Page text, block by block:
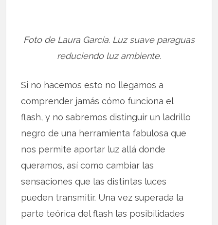
Foto de Laura García. Luz suave paraguas
reduciendo luz ambiente.
Si no hacemos esto no llegamos a
comprender jamás cómo funciona el
flash, y no sabremos distinguir un ladrillo
negro de una herramienta fabulosa que
nos permite aportar luz allá donde
queramos, así como cambiar las
sensaciones que las distintas luces
pueden transmitir. Una vez superada la
parte teórica del flash las posibilidades